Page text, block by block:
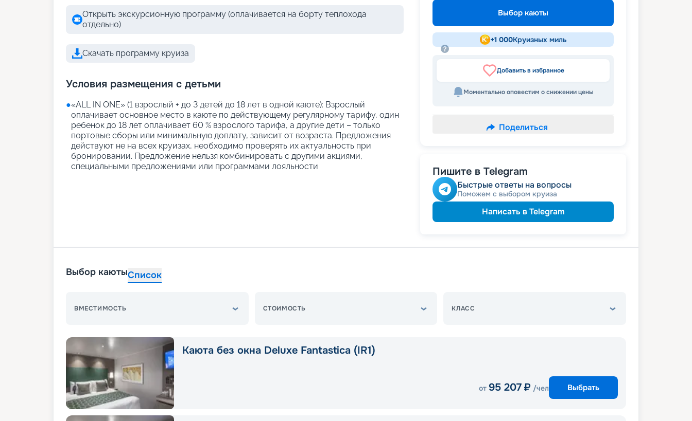
Открыть экскурсионную программу (оплачивается на борту теплохода
отдельно)
Скачать программу круиза
Условия размещения с детьми
●«АLL IN ONE» (1 взрослый + до 3 детей до 18 лет в одной каюте): Взрослый
оплачивает основное место в каюте по действующему регулярному тарифу, один
ребенок до 18 лет оплачивает 60 % взрослого тарифа, а другие дети – только
портовые сборы или минимальную доплату, зависит от возраста. Предложения
действуют не на всех круизах, необходимо проверять их актуальность при
бронировании. Предложение нельзя комбинировать с другими акциями,
специальными предложениями или программами лояльности
Выбор каюты
+1 000Круизных миль
Добавить в избранное
Моментально оповестим о снижении цены
Поделиться
Пишите в Telegram
Быстрые ответы на вопросы
Поможем с выбором круиза
Написать в Telegram
Выбор каютыСписок
ВМЕСТИМОСТЬ СТОИМОСТЬ КЛАСС
Каюта без окна Deluxe Fantastica (IR1)
от 95 207 ₽ /чел Выбрать